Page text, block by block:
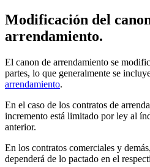
Modificación del
arrendamiento.
El canon de arrendamiento se
partes, lo que generalmente se
arrendamiento.
En el caso de los contratos de
incremento está limitado por ley al
anterior.
En los contratos comerciales y
dependerá de lo pactado en el